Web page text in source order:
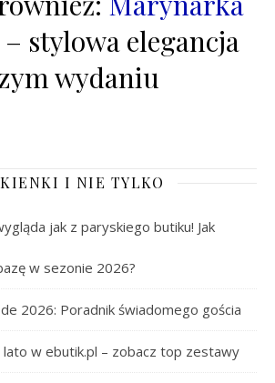
– stylowa elegancja
wydaniu
I NIE TYLKO
jak z paryskiego butiku! Jak
w sezonie 2026?
2026: Poradnik świadomego gościa
lato w ebutik.pl – zobacz top zestawy